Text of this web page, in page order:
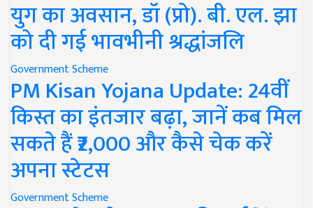
युग का अवसान, डॉ (प्रो). बी. एल. झा
को दी गई भावभीनी श्रद्धांजलि
Government Scheme
PM Kisan Yojana Update: 24वीं
किस्त का इंतजार बढ़ा, जानें कब मिल
सकते हैं ₹2,000 और कैसे चेक करें
अपना स्टेटस
Government Scheme